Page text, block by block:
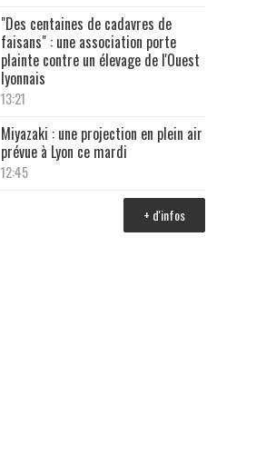
"Des centaines de cadavres de
faisans" : une association porte
plainte contre un élevage de l'Ouest
lyonnais
13:21
Miyazaki : une projection en plein air
prévue à Lyon ce mardi
12:45
+ d'infos